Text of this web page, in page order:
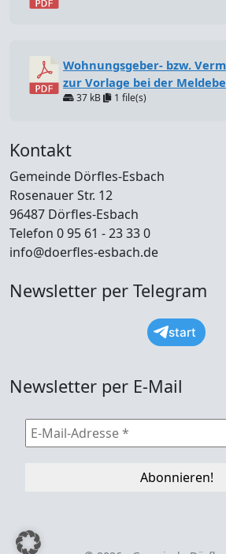
Wohnungsgeber- bzw.
zur Vorlage bei der
37 kB 1 file(s)
Kontakt
Gemeinde Dörfles-Esbach
Rosenauer Str. 12
96487 Dörfles-Esbach
Telefon 0 95 61 - 23 33 0
info@doerfles-esbach.de
Newsletter per Telegram
start
Newsletter per E-Mail